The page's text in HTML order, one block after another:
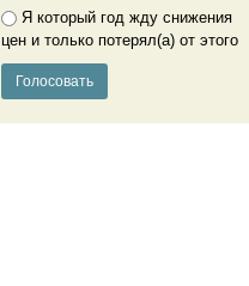
Я который год жду снижения
цен и только потерял(а) от этого